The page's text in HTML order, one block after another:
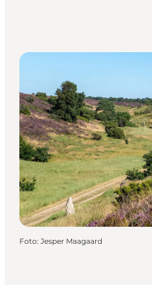
Foto: Jesper Maagaard